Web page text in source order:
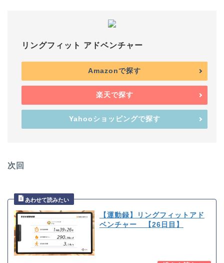
リングフィット アドベンチャー
Amazonで探す
楽天で探す
Yahooショッピングで探す
次回
【運動録】リングフィットアド
ベンチャー 【26日目】